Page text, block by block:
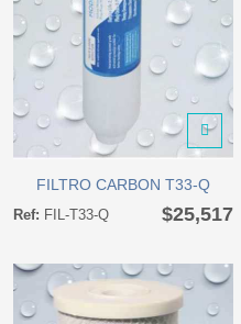
Login
FILTRO CARBON T33-Q
Ref: FIL-T33-Q $25,517